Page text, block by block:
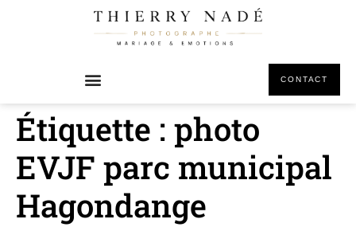
CONTACT
Étiquette : photo
EVJF parc municipal
Hagondange